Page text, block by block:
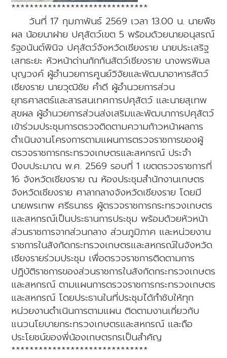
******************************
วันที่ 17 กุมภาพันธ์ 2569 เวลา 13.00 น. นายพืช
ผล น้อยนาฝาย ปศุสัตว์เขต 5 พร้อมด้วยนายอนุสรณ์
รัฐอนันต์พินิจ ปศุสัตว์จังหวัดเชียงราย นายประเสริฐ
เสทธะยะ หัวหน้าด่านกักกันสัตว์เชียงราย นางพรพิมล
บุญวงค์ ผู้อำนวยการศูนย์วิจัยและพัฒนาอาหารสัตว์
เชียงราย นายวุฒิชัย คำดี ผู้อำนวยการส่วน
ยุทธศาสตร์และสารสนเทศการปศุสัตว์ และนายสุเทพ
สุขผล ผู้อำนวยการส่วนส่งเสริมและพัฒนาการปศุสัตว์
เข้าร่วมประชุมการตรวจติดตามความก้าวหน้าผลการ
ดำเนินงานโครงการตามแผนการตรวจราชการของผู้
ตรวจราชการกระทรวงเกษตรและสหกรณ์ ประจำ
ปีงบประมาณ พ.ศ. 2569 รอบที่ 1 เขตตรวจราชการที่
16 จังหวัดเชียงราย ณ ห้องประชุมสำนักงานเกษตร
จังหวัดเชียงราย ศาลากลางจังหวัดเชียงราย โดยมี
นายพรเทพ ศรีธนาธร ผู้ตรวจราชการกระทรวงเกษตร
และสหกรณ์เป็นประธานการประชุม พร้อมด้วยหัวหน้า
ส่วนราชการจากส่วนกลาง ส่วนภูมิภาค และหน่วยงาน
ราชการในสังกัดกระทรวงเกษตรและสหกรณ์ในจังหวัด
เชียงรายร่วมประชุม เพื่อตรวจราชการติดตามการ
ปฏิบัติราชการของส่วนราชการในสังกัดกระทรวงเกษตร
และสหกรณ์ ตามแผนการตรวจราชการกระทรวงเกษตร
และสหกรณ์ โดยประธานในที่ประชุมได้กำชับให้ทุก
หน่วยงานดำเนินการตามแผน ติดตามงานเกี่ยวกับ
แนวนโยบายกระทรวงเกษตรและสหกรณ์ และถือ
ประโยชน์ของพี่น้องเกษตรกรเป็นสำคัญ
******************************